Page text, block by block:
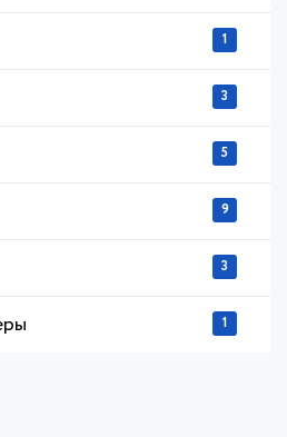
1
3
5
9
3
1